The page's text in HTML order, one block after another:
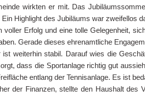
wirkten er mit. Das
Highlight des Jubiläums war zweifellos
voller Erfolg und eine tolle Gelegenheit,
Gerade dieses ehrenamtliche
ist weiterhin stabil. Darauf wies die
dass die Sportanlage richtig gut
entlang der Tennisanlage. Es ist
der Finanzen, stellte den Haushalt des